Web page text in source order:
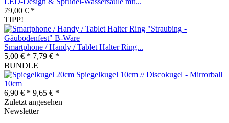
79,00 € *
TIPP!
Smartphone / Handy / Tablet Halter Ring...
5,00 € * 7,79 € *
BUNDLE
Spiegelkugel 10cm // Discokugel - Mirrorball
10cm
6,90 € * 9,65 € *
Zuletzt angesehen
Newsletter